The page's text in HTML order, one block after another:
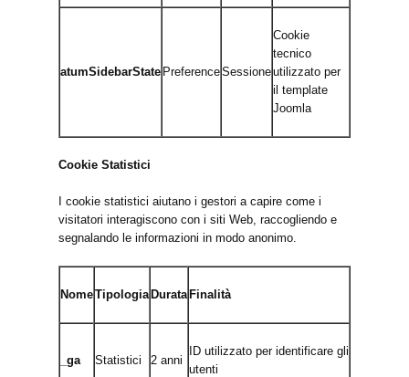
atumSidebarState PreferenceSessione
Cookie
tecnico
utilizzato per
il template
Joomla
Cookie Statistici
I cookie statistici aiutano i gestori a capire come i
visitatori interagiscono con i siti Web, raccogliendo e
segnalando le informazioni in modo anonimo.
NomeTipologia Durata Finalità
_ga Statistici 2 anni
ID utilizzato per identificare gli
utenti